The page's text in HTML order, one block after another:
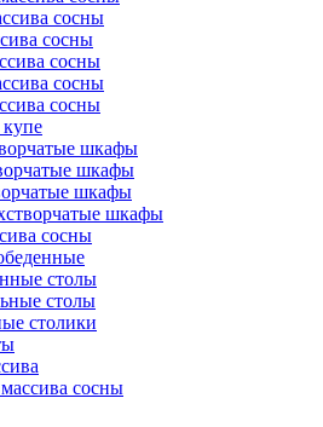
сосны
сосны
сосны
сосны
сосны
шкафы
шкафы
шкафы
шкафы
сосны
столы
столы
столики
сосны